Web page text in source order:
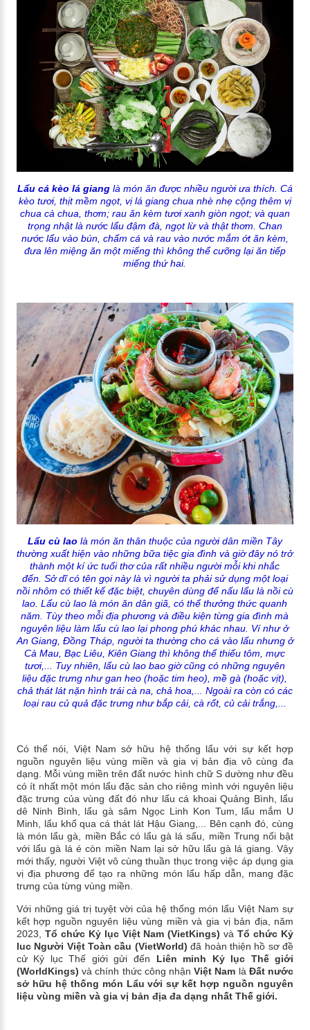
Lẩu cá kèo lá giang là món ăn được nhiều người ưa thích. Cá
kèo tươi, thịt mềm ngọt, vị lá giang chua nhè nhẹ cộng thêm vị
chua cà chua, thơm; rau ăn kèm tươi xanh giòn ngọt; và quan
trọng nhật là nước lẩu đậm đà, ngọt lừ và thật thơm. Chan
nước lẩu vào bún, chấm cá và rau vào nước mắm ớt ăn kèm,
đưa lên miệng ăn một miếng thì không thể cưỡng lại ăn tiếp
miếng thứ hai.
Lẩu cù lao là món ăn thân thuộc của người dân miền Tây
thường xuất hiện vào những bữa tiệc gia đình và giờ đây nó trở
thành một kí ức tuổi thơ của rất nhiều người mỗi khi nhắc
đến. Sở dĩ có tên gọi này là vì người ta phải sử dụng một loại
nồi nhôm có thiết kế đặc biệt, chuyên dùng để nấu lẩu là nồi cù
lao. Lẩu cù lao là món ăn dân giã, có thể thưởng thức quanh
năm. Tùy theo mỗi địa phương và điều kiện từng gia đình mà
nguyên liệu làm lẩu cù lao lại phong phú khác nhau. Ví như ở
An Giang, Đồng Tháp, người ta thường cho cá vào lẩu nhưng ở
Cà Mau, Bạc Liêu, Kiên Giang thì không thể thiếu tôm, mực
tươi,... Tuy nhiên, lẩu cù lao bao giờ cũng có những nguyên
liệu đặc trưng như gan heo (hoặc tim heo), mề gà (hoặc vịt),
chả thát lát nặn hình trái cà na, chả hoa,... Ngoài ra còn có các
loại rau củ quả đặc trưng như bắp cải, cà rốt, củ cải trắng,...
Có thể nói, Việt Nam sở hữu hệ thống lẩu với sự kết hợp
nguồn nguyên liệu vùng miền và gia vị bản địa vô cùng đa
dạng. Mỗi vùng miền trên đất nước hình chữ S dường như đều
có ít nhất một món lẩu đặc sản cho riêng mình với nguyên liệu
đặc trưng của vùng đất đó như lẩu cá khoai Quảng Bình, lẩu
dê Ninh Bình, lẩu gà sâm Ngọc Linh Kon Tum, lẩu mắm U
Minh, lẩu khổ qua cá thát lát Hậu Giang,... Bên cạnh đó, cùng
là món lẩu gà, miền Bắc có lẩu gà lá sấu, miền Trung nổi bật
với lẩu gà lá é còn miền Nam lại sở hữu lẩu gà lá giang. Vậy
mới thấy, người Việt vô cùng thuần thục trong việc áp dụng gia
vị địa phương để tạo ra những món lẩu hấp dẫn, mang đặc
trưng của từng vùng miền.
Với những giá trị tuyệt vời của hệ thống món lẩu Việt Nam sự
kết hợp nguồn nguyên liệu vùng miền và gia vị bản địa, năm
2023, Tổ chức Kỷ lục Việt Nam (VietKings)vàTổ chức Kỷ
luc Người Việt Toàn cầu (VietWorld) đã hoàn thiện hồ sơ đề
cử Kỷ lục Thế giới gửi đến Liên minh Kỷ lục Thế giới
(WorldKings)và chính thức công nhậnViệt Nam là Đất nước
sở hữu hệ thống món Lẩu với sự kết hợp nguồn nguyên
liệu vùng miền và gia vị bản địa đa dạng nhất Thế giới.